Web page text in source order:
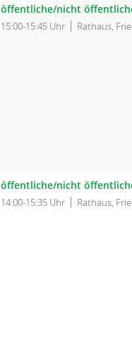
öffentliche/nicht
15:00-15:45 Uhr Rathaus,
öffentliche/nicht
14:00-15:35 Uhr Rathaus,